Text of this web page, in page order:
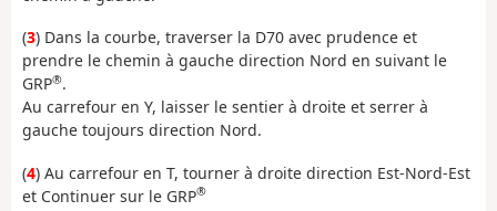
(3) Dans la courbe, traverser la D70 avec prudence et
prendre le chemin à gauche direction Nord en suivant le
GRP®.
Au carrefour en Y, laisser le sentier à droite et serrer à
gauche toujours direction Nord.
(4) Au carrefour en T, tourner à droite direction Est-Nord-Est
et Continuer sur le GRP®